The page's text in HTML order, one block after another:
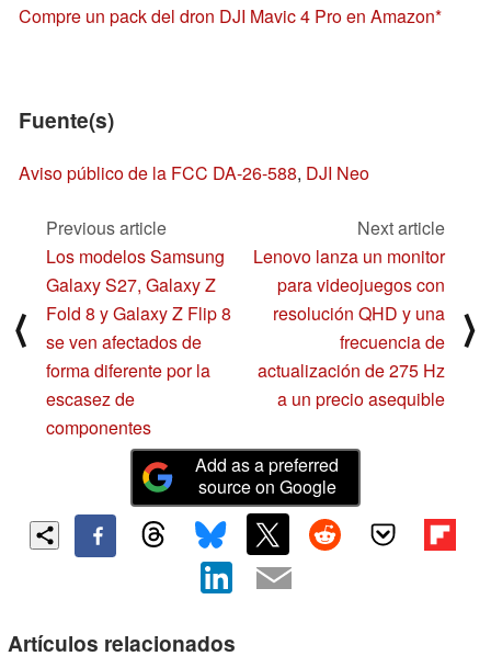
Compre un pack del dron DJI Mavic 4 Pro en Amazon
Fuente(s)
Aviso público de la FCC DA-26-588, DJI Neo
⟨
Previous article
Los modelos Samsung
Galaxy S27, Galaxy Z
Fold 8 y Galaxy Z Flip 8
se ven afectados de
forma diferente por la
escasez de
componentes
Next article
Lenovo lanza un monitor
para videojuegos con
resolución QHD y una
frecuencia de
actualización de 275 Hz
a un precio asequible
⟩
Add as a preferred
source on Google
Artículos relacionados